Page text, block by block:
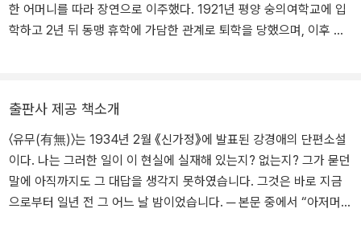
한 어머니를 따라 장연으로 이주했다. 1921년 평양 숭의여학교에 입
학하고 2년 뒤 동맹 휴학에 가담한 관계로 퇴학을 당했으며, 이후 동
1년 《조선일보》에 단편 「파금」을 연재하고, 잡지 《혜성》에 장편소설
『어머니와 딸』을 발표하면서 문단에 데뷔했다. 이듬해 간도로 이주,
잡지 《북향》의 동인이 되었으며 본격적으로 작품 활동을 시작했다. 1
932년 「그 여자」, 1933년 「부자」 「채전」을 발표하고 1934년 《신가
정》에 간도 이주민 여성의 빈궁한 현실을 그린 「소금」을 연재했다. 8
출판사 제공 책소개
〈유무(有無)〉는 1934년 2월 《신가정》에 발표된 강경애의 단편소설
이다. 나는 그러한 일이 이 현실에 실재해 있는지? 없는지? 그가 묻던
말에 아직까지도 그 대답을 생각지 못하였습니다. 그것은 바로 지금
으로부터 일년 전 그 어느 날 밤이었습니다. ─ 본문 중에서 “아저머